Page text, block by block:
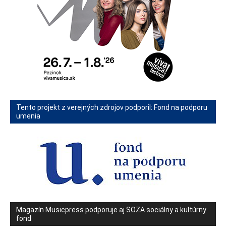
Tento projekt z verejných zdrojov podporil: Fond na podporu
umenia
Magazín Musicpress podporuje aj SOZA sociálny a kultúrny
fond